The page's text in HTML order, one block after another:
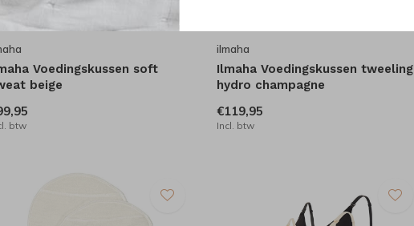
Voedingskussen soft
beige
btw
ilmaha
Ilmaha Voedingskussen tweeling
hydro champagne
€119,95
Incl. btw